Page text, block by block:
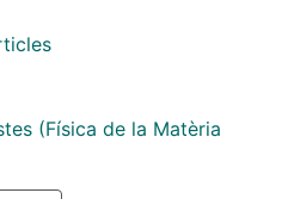
we find a
thermal
c as low as 2.4%. We
presence of hydrophobic
suppress thermodynamic
of the LLPT more
(Física de la Matèria